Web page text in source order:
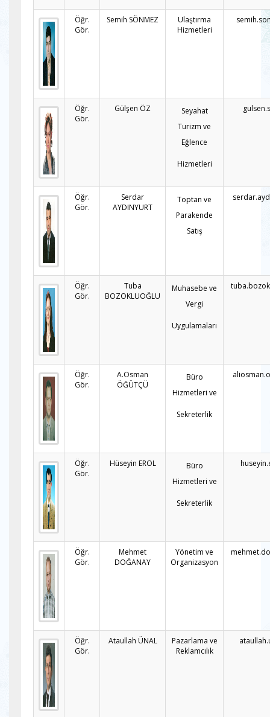
Öğr.
Gör.
Semih SÖNMEZ
Ulaştırma
Hizmetleri
Öğr.
Gör.
Gülşen ÖZ
Seyahat
Turizm ve
Eğlence
Hizmetleri
Öğr.
Gör.
Serdar
AYDINYURT
Toptan ve
Parakende
Satış
Öğr.
Gör.
Tuba
BOZOKLUOĞLU
Muhasebe ve
Vergi
Uygulamaları
Öğr.
Gör.
A.Osman
ÖĞÜTÇÜ
Büro
Hizmetleri ve
Sekreterlik
Öğr.
Gör.
Hüseyin EROL
Büro
Hizmetleri ve
Sekreterlik
Öğr.
Gör.
Mehmet
DOĞANAY
Yönetim ve
Organizasyon
Öğr.
Gör.
Ataullah ÜNAL
Pazarlama ve
Reklamcılık